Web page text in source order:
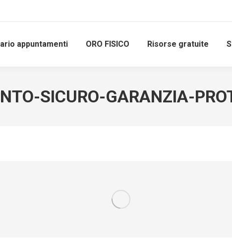
appuntamenti ORO FISICO Risorse gratuite
SICURO-GARANZIA-